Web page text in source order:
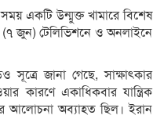
একটি উন্মুক্ত খামারে বিশেষ
(৭ জুন) টেলিভিশনে ও অনলাইনে
জানা গেছে, সাক্ষাৎকার
কারণে একাধিকবার যান্ত্রিক
আলোচনা অব্যাহত ছিল। ইরান